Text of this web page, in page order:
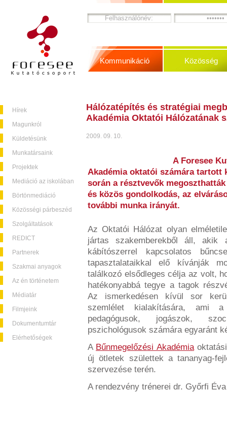
Hírek
Magunkról
Küldetésünk
Munkatársaink
Projektek
Mediáció az iskolában
Börtönmediáció
Közösségi párbeszéd
Szolgáltatások
REDICT
Partnerek
Szakmai anyagok
Az én történetem
Médiatár
Filmjeink
Dokumentumtár
Elérhetőségek
Kommunikáció Közösség
Hálózatépítés és stratégiai
Akadémia Oktatói Hálózatának
2009. 09. 10.
A Foresee
Akadémia oktatói számára
során a résztvevők
és közös gondolkodás, az
további munka irányát.
Az Oktatói Hálózat olyan
jártas szakemberekből áll, akik
kábítószerrel kapcsolatos
tapasztalataikkal elő kívánják
találkozó elsődleges célja az volt,
hatékonyabbá tegye a tagok
Az ismerkedésen kívül sor
szemlélet kialakítására, ami a
pedagógusok, jogászok,
pszichológusok számára egyaránt
A Bűnmegelőzési Akadémiaoktatási
új ötletek születtek a tananyag-
szervezése terén.
A rendezvény trénerei dr. Győrfi